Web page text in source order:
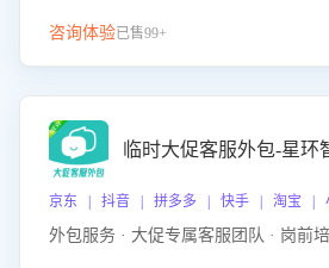
咨询体验已售99+
临时大促客服外包-星环
京东 | 抖音 | 拼多多 | 快手 | 淘宝 |
外包服务 · 大促专属客服团队 · 岗前培